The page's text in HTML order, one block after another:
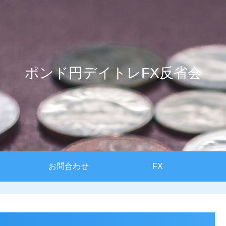
ポンド円デイトレFX反省会
お問合わせ FX